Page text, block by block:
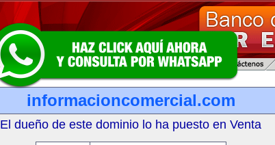
informacioncomercial.com
El dueño de este dominio lo ha puesto en Venta